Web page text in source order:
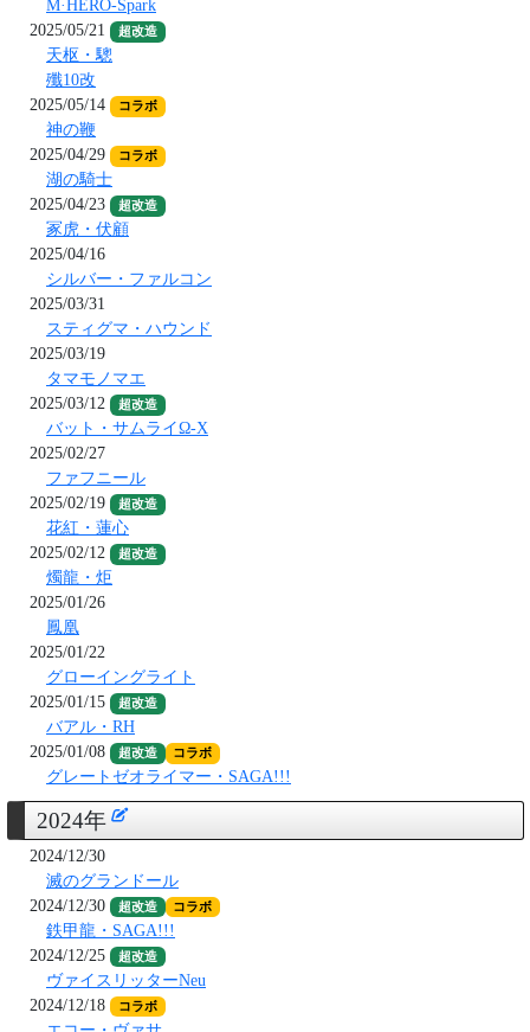
M·HERO-Spark
2025/05/21
超改造
天枢・驄
殲10改
2025/05/14
コラボ
神の鞭
2025/04/29
コラボ
湖の騎士
2025/04/23
超改造
冢虎・伏顧
2025/04/16
シルバー・ファルコン
2025/03/31
スティグマ・ハウンド
2025/03/19
タマモノマエ
2025/03/12
超改造
バット・サムライΩ-X
2025/02/27
ファフニール
2025/02/19
超改造
花紅・蓮心
2025/02/12
超改造
燭龍・炬
2025/01/26
鳳凰
2025/01/22
グローイングライト
2025/01/15
超改造
バアル・RH
2025/01/08
超改造 コラボ
グレートゼオライマー・SAGA!!!
2024年
2024/12/30
滅のグランドール
2024/12/30
超改造 コラボ
鉄甲龍・SAGA!!!
2024/12/25
超改造
ヴァイスリッターNeu
2024/12/18
コラボ